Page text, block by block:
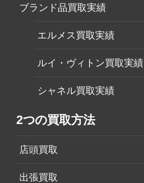
ブランド品買取実績
エルメス買取実績
ルイ・ヴィトン買取実績
シャネル買取実績
2つの買取方法
店頭買取
出張買取